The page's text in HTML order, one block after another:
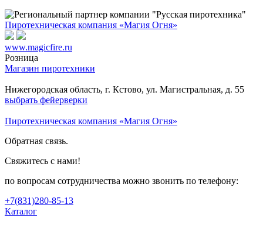
Пиротехническая компания «Магия Огня»
www.magicfire.ru
Розница
Магазин пиротехники
Нижегородская область, г. Кстово, ул. Магистральная, д. 55
выбрать фейерверки
Пиротехническая компания «Магия Огня»
Обратная связь.
Свяжитесь с нами!
по вопросам сотрудничества можно звонить по телефону:
+7(831)280-85-13
Каталог